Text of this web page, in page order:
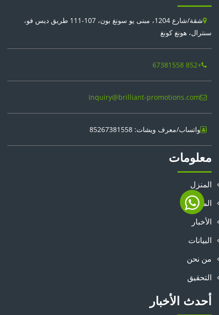
شقة/شارع 1204، مبنى يو سونغ بون، 107-111 طريق ديس فو،
سنترال، هونغ كونغ
+852 67381558
Inquiry@brilliant-promotions.com
واتساب/معرف ويشات: 85267381558
معلومات
المنزل
المنتجات
الأخبار
البيانات
من نحن
التحقيق
أحدث الأخبار